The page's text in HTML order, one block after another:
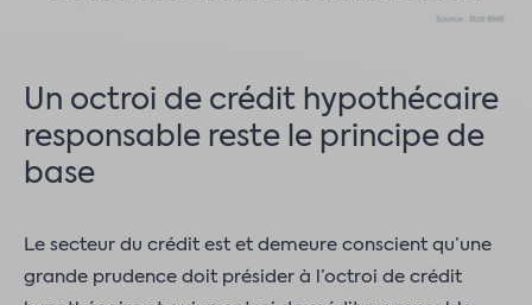
Un octroi de crédit hypothécaire
responsable reste le principe de
base
Le secteur du crédit est et demeure conscient qu’une
grande prudence doit présider à l’octroi de crédit